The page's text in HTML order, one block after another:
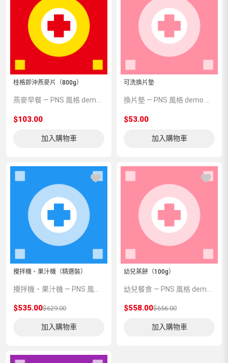
桂格即沖燕麥片（800g）
燕麥早餐 — PNS 風格 demo 占位商品，方便首頁與分類頁版位演示，上線前由業務替換為真實 SKU。
$103.00
加入購物車
可洗換片墊
換片墊 — PNS 風格 demo 占位商品，方便首頁與分類頁版位演示，上線前由業務替換為真實 SKU。
$53.00
加入購物車
攪拌機、果汁機（精選裝）
$535.00$629.00
加入購物車
幼兒蒸餅（100g）
$558.00$656.00
加入購物車